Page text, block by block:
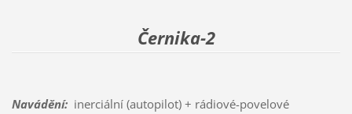
Černika-2
Navádění:inerciální (autopilot) + rádiové-povelové